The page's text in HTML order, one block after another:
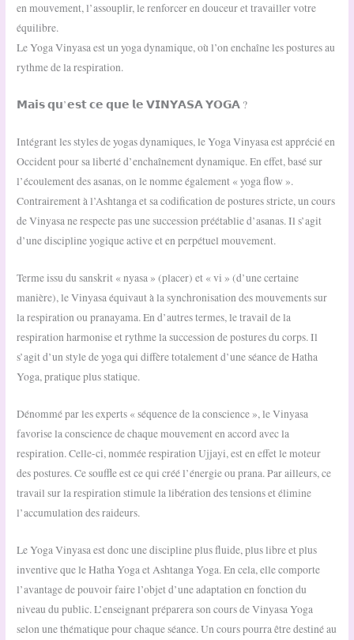
en mouvement, l’assouplir, le renforcer en douceur et travailler votre
équilibre.
Le Yoga Vinyasa est un yoga dynamique, où l’on enchaîne les postures au
rythme de la respiration.
𝗠𝗮𝗶𝘀 𝗾𝘂’𝗲𝘀𝘁 𝗰𝗲 𝗾𝘂𝗲 𝗹𝗲 𝗩𝗜𝗡𝗬𝗔𝗦𝗔 𝗬𝗢𝗚𝗔 ?
Intégrant les styles de yogas dynamiques, le Yoga Vinyasa est apprécié en
Occident pour sa liberté d’enchaînement dynamique. En effet, basé sur
l’écoulement des asanas, on le nomme également « yoga flow ».
Contrairement à l’Ashtanga et sa codification de postures stricte, un cours
de Vinyasa ne respecte pas une succession préétablie d’asanas. Il s’agit
d’une discipline yogique active et en perpétuel mouvement.
Terme issu du sanskrit « nyasa » (placer) et « vi » (d’une certaine
manière), le Vinyasa équivaut à la synchronisation des mouvements sur
la respiration ou pranayama. En d’autres termes, le travail de la
respiration harmonise et rythme la succession de postures du corps. Il
s’agit d’un style de yoga qui diffère totalement d’une séance de Hatha
Yoga, pratique plus statique.
Dénommé par les experts « séquence de la conscience », le Vinyasa
favorise la conscience de chaque mouvement en accord avec la
respiration. Celle-ci, nommée respiration Ujjayi, est en effet le moteur
des postures. Ce souffle est ce qui créé l’énergie ou prana. Par ailleurs, ce
travail sur la respiration stimule la libération des tensions et élimine
l’accumulation des raideurs.
Le Yoga Vinyasa est donc une discipline plus fluide, plus libre et plus
inventive que le Hatha Yoga et Ashtanga Yoga. En cela, elle comporte
l’avantage de pouvoir faire l’objet d’une adaptation en fonction du
niveau du public. L’enseignant préparera son cours de Vinyasa Yoga
selon une thématique pour chaque séance. Un cours pourra être destiné au